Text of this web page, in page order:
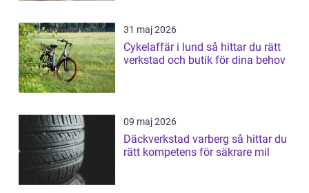
31 maj 2026
Cykelaffär i lund så hittar du rätt
verkstad och butik för dina behov
09 maj 2026
Däckverkstad varberg så hittar du
rätt kompetens för säkrare mil